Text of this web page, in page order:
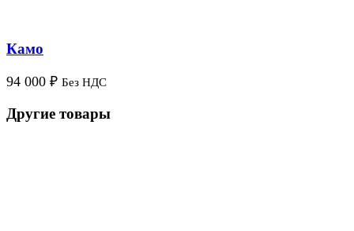
Камо
94 000 ₽ Без НДС
Другие товары